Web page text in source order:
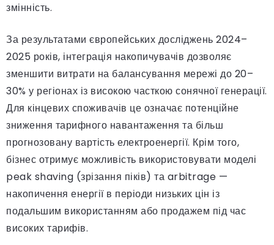
змінність.
За результатами європейських досліджень 2024–
2025 років, інтеграція накопичувачів дозволяє
зменшити витрати на балансування мережі до 20–
30% у регіонах із високою часткою сонячної генерації.
Для кінцевих споживачів це означає потенційне
зниження тарифного навантаження та більш
прогнозовану вартість електроенергії. Крім того,
бізнес отримує можливість використовувати моделі
peak shaving (зрізання піків) та arbitrage —
накопичення енергії в періоди низьких цін із
подальшим використанням або продажем під час
високих тарифів.